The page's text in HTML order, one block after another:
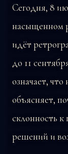
Сегодня, 8
насыщенном
идёт
до 11
означает,
объясняет,
склонность
решений и